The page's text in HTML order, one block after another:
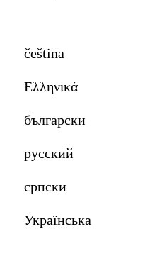
čeština
Ελληνικά
български
русский
српски
Українська